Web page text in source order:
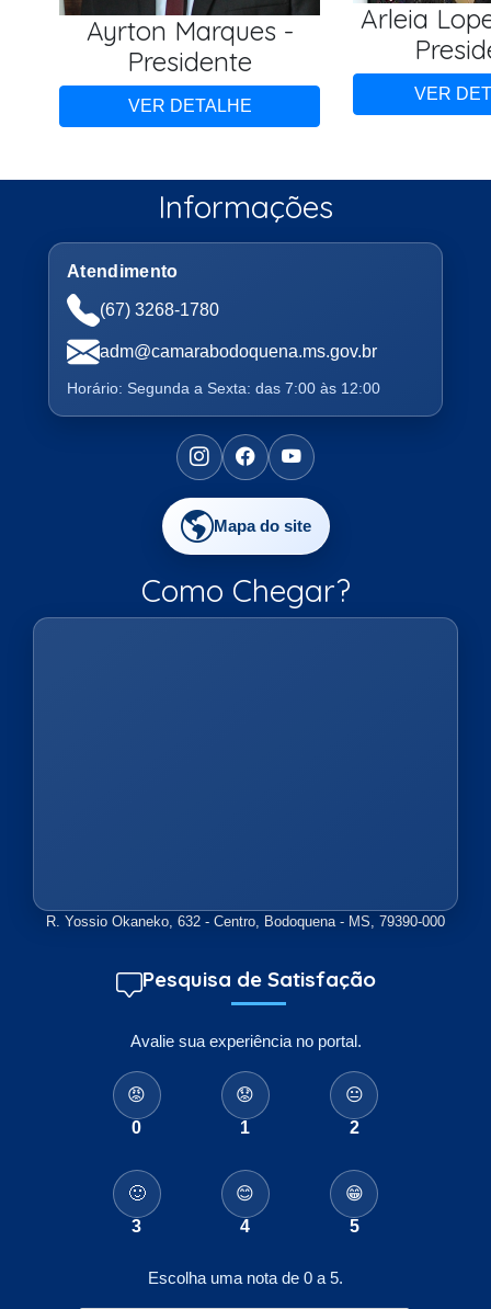
Ayrton Marques -
Presidente
VER DETALHE
Arleia
VER
Informações
Atendimento
(67) 3268-1780
adm@camarabodoquena.ms.gov.br
Horário: Segunda a Sexta: das 7:00 às 12:00
Mapa do site
Como Chegar?
R. Yossio Okaneko, 632 - Centro, Bodoquena - MS, 79390-000
Pesquisa de Satisfação
Avalie sua experiência no portal.
😡
0
😟
1
😐
2
🙂
3
😊
4
😁
5
Escolha uma nota de 0 a 5.